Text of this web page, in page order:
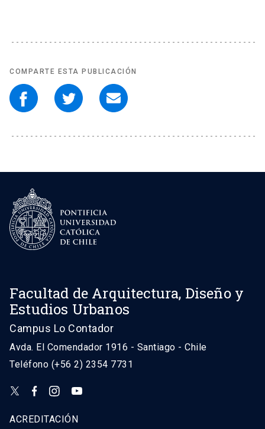
COMPARTE ESTA PUBLICACIÓN
Facultad de Arquitectura, Diseño y
Estudios Urbanos
Campus Lo Contador
Avda. El Comendador 1916 - Santiago - Chile
Teléfono (+56 2) 2354 7731
ACREDITACIÓN